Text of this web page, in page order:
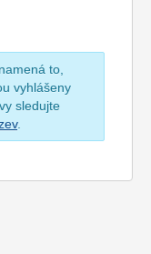
to,
vyhlášeny
sledujte
.